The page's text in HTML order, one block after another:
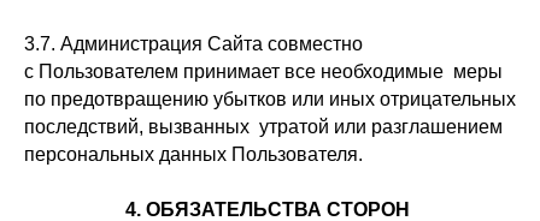
3.7. Администрация Сайта совместно
с Пользователем принимает все необходимые меры
по предотвращению убытков или иных отрицательных
последствий, вызванных утратой или разглашением
персональных данных Пользователя.
4. ОБЯЗАТЕЛЬСТВА СТОРОН